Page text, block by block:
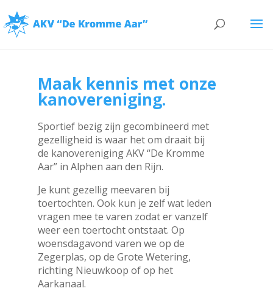
Maak kennis met onze
kanovereniging.
Sportief bezig zijn gecombineerd met
gezelligheid is waar het om draait bij
de kanovereniging AKV “De Kromme
Aar” in Alphen aan den Rijn.
Je kunt gezellig meevaren bij
toertochten. Ook kun je zelf wat leden
vragen mee te varen zodat er vanzelf
weer een toertocht ontstaat. Op
woensdagavond varen we op de
Zegerplas, op de Grote Wetering,
richting Nieuwkoop of op het
Aarkanaal.